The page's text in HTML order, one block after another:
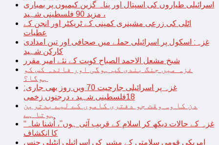
اسرائیلی طیاروں کی اسپتال اور پناہ گزین کیمپوں پر بمباری
، مزید 90 فلسطینی شہید
اٹلی کی زرعی مشینری کمپنی کے ٹریکٹر اور انجن کے
عطیات
غزہ: اسکول پر اسرائیلی حملے میں صحافی اور تین امدادی
کارکن شہید
شیخ مشعل الاحمد الصباح کویت کے نئے امیر مقرر
غزہ میں جنگ بندی کب ہوگی اور فائدہ کس کو
ہوگا؟
غزہ پر اسرائیلی جارحیت 70 ویں روز بھی جاری:
18فلسطینی شہید ، درجنوں زخمی
دن کا وہ وقت جو دفتری کاموں کے لیے بدترین
ہوتا ہے
“غزہ کے حالات دیکھ کر اسلام کے قریب آئی ہوں”، اُشنا شاہ
کا انکشاف
امریکی قومی سلامتی کے مشیر کی اسرائیلی انٹیلی جنس